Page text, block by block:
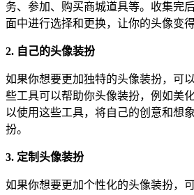
务、参加、购买商城道具等。收集完
面中进行选择和更换，让你的头像变
2. 自己的头像装扮
如果你想要更加独特的头像装扮，可
些工具可以帮助你头像装扮，例如美
以使用这些工具，将自己的创意和想
扮。
3. 定制头像装扮
如果你想要更加个性化的头像装扮，